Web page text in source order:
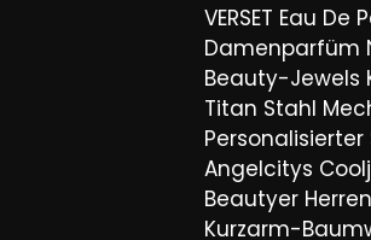
VERSET Eau De
Damenparfüm
Beauty-Jewels
Titan Stahl
Angelcitys
Beautyer
Kurzarm-